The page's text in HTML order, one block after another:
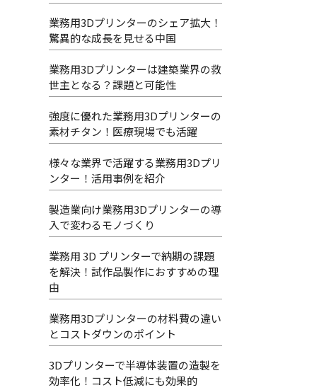
業務用3Dプリンターのシェア拡大！
驚異的な成長を見せる中国
業務用3Dプリンターは建築業界の救
世主となる？課題と可能性
強度に優れた業務用3Dプリンターの
素材チタン！医療現場でも活躍
様々な業界で活躍する業務用3Dプリ
ンター！活用事例を紹介
製造業向け業務用3Dプリンターの導
入で変わるモノづくり
業務用 3D プリンターで納期の課題
を解決！試作品製作におすすめの理
由
業務用3Dプリンターの材料費の違い
とコストダウンのポイント
3Dプリンターで半導体装置の造製を
効率化！コスト低減にも効果的